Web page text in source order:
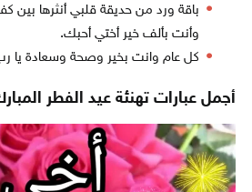
باقة ورد من حديقة قلبي أنثرها
وأنت بألف خير أختي أحبك.
كل عام وانت بخير وصحة وسعادة يا
أجمل عبارات تهنئة عيد الفطر